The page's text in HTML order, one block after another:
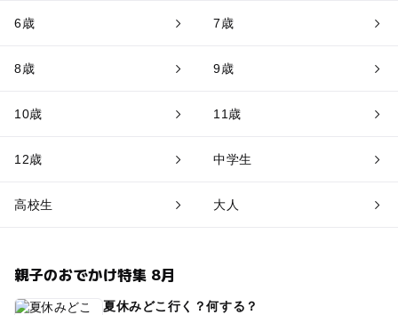
6歳 7歳
8歳 9歳
10歳 11歳
12歳 中学生
高校生 大人
親子のおでかけ特集 8月
夏休みどこ行く？何する？